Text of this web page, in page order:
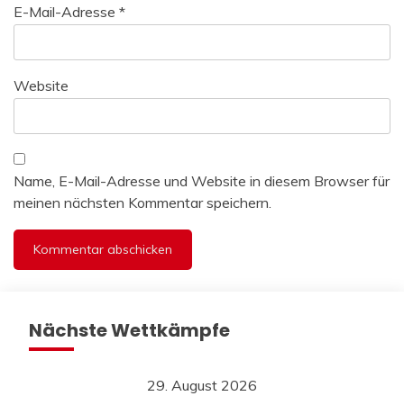
E-Mail-Adresse *
Website
Name, E-Mail-Adresse und Website in diesem Browser für
meinen nächsten Kommentar speichern.
Nächste Wettkämpfe
29. August 2026